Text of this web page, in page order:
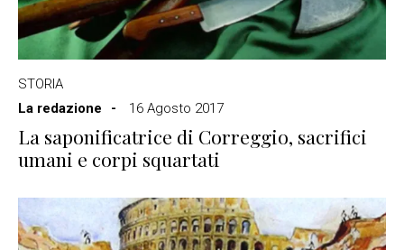
STORIA
La redazione
16 Agosto 2017
La saponificatrice di Correggio, sacrifici
umani e corpi squartati